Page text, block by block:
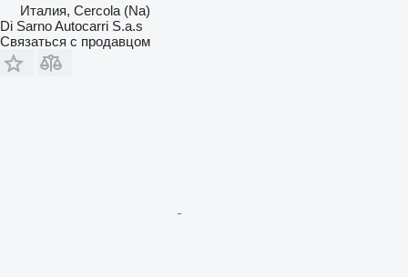
Италия, Cercola (Na)
Di Sarno Autocarri S.a.s
Связаться с продавцом